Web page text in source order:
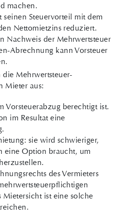
machen.
seinen Steuervorteil mit dem
Nettomietzins reduziert.
Nachweis der Mehrwertsteuer
Abrechnung kann Vorsteuer
Mehrwertsteuer-
Mieter aus:
Vorsteuerabzug berechtigt ist.
im Resultat eine
sie wird schwieriger,
eine Option braucht, um
des Vermieters
Mietersicht ist eine solche